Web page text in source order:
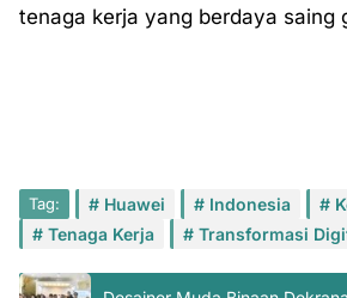
tenaga kerja yang berdaya saing
Tag: Huawei Indonesia
Tenaga Kerja
Transformasi